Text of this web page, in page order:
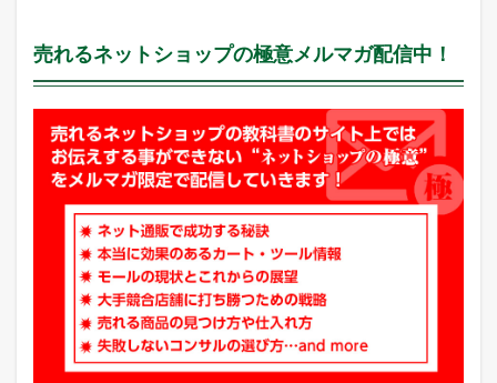
売れるネットショップの極意メルマガ配信中！